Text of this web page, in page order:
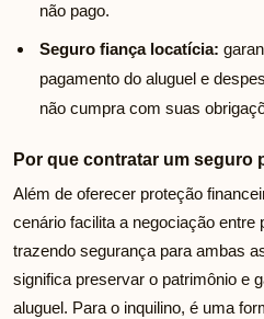
não pago.
Seguro fiança locatícia:
pagamento do aluguel e
não cumpra com suas
Por que contratar um seguro
Além de oferecer proteção
cenário facilita a negociação entre
trazendo segurança para ambas
significa preservar o patrimônio e
aluguel. Para o inquilino, é uma